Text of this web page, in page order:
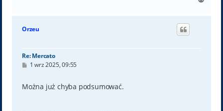
g
Orzeu
Re: Mercato
P
t
1 wrz 2025, 09:55
Można już chyba podsumować.